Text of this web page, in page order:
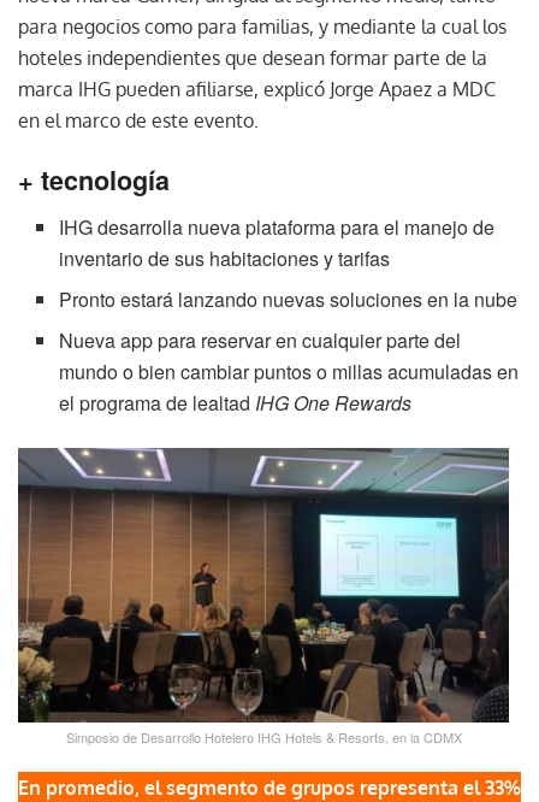
para negocios como para familias, y mediante la cual los
hoteles independientes que desean formar parte de la
marca IHG pueden afiliarse, explicó Jorge Apaez a MDC
en el marco de este evento.
+ tecnología
IHG desarrolla nueva plataforma para el manejo de
inventario de sus habitaciones y tarifas
Pronto estará lanzando nuevas soluciones en la nube
Nueva app para reservar en cualquier parte del
mundo o bien cambiar puntos o millas acumuladas en
el programa de lealtad IHG One Rewards
Simposio de Desarrollo Hotelero IHG Hotels & Resorts, en la CDMX
En promedio, el segmento de grupos representa el 33%